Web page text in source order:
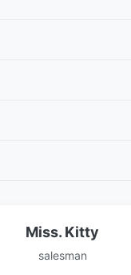
Miss. Kitty
salesman